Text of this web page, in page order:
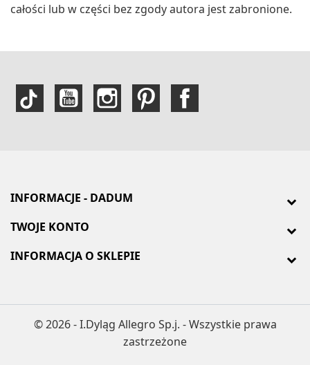
całości lub w części bez zgody autora jest zabronione.
INFORMACJE - DADUM
TWOJE KONTO
INFORMACJA O SKLEPIE
© 2026 - I.Dyląg Allegro Sp.j. - Wszystkie prawa
zastrzeżone